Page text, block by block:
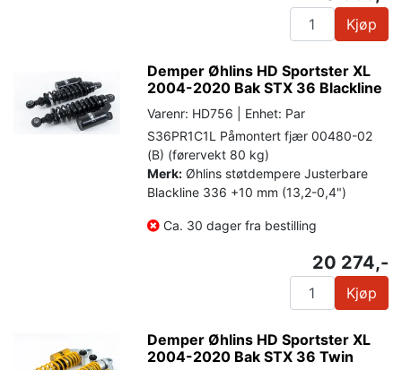
Kjøp
Demper Øhlins HD Sportster XL
2004-2020 Bak STX 36 Blackline
Varenr: HD756 | Enhet: Par
S36PR1C1L Påmontert fjær 00480-02
(B) (førervekt 80 kg)
Merk: Øhlins støtdempere Justerbare
Blackline 336 +10 mm (13,2-0,4")
Ca. 30 dager fra bestilling
20 274,-
Kjøp
Demper Øhlins HD Sportster XL
2004-2020 Bak STX 36 Twin